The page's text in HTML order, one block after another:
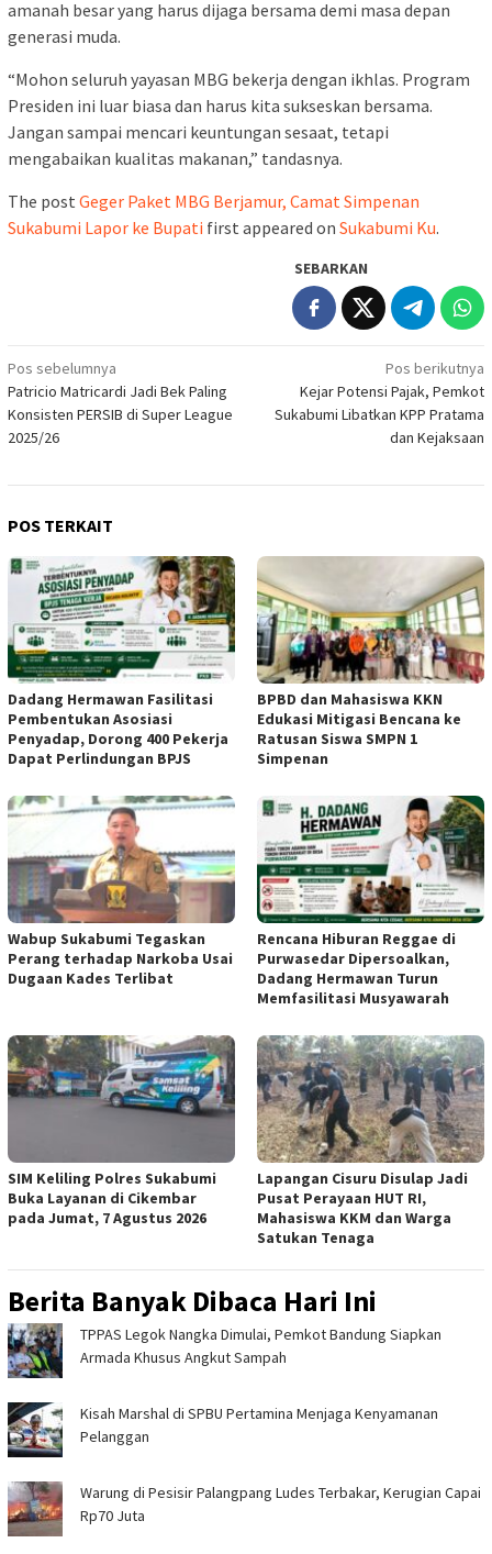
amanah besar yang harus dijaga bersama demi masa depan
generasi muda.
“Mohon seluruh yayasan MBG bekerja dengan ikhlas. Program
Presiden ini luar biasa dan harus kita sukseskan bersama.
Jangan sampai mencari keuntungan sesaat, tetapi
mengabaikan kualitas makanan,” tandasnya.
The post Geger Paket MBG Berjamur, Camat Simpenan
Sukabumi Lapor ke Bupati first appeared on Sukabumi Ku.
SEBARKAN
Navigasi
pos
Pos sebelumnya
Patricio Matricardi Jadi Bek Paling
Konsisten PERSIB di Super League
2025/26
Pos berikutnya
Kejar Potensi Pajak, Pemkot
Sukabumi Libatkan KPP Pratama
dan Kejaksaan
POS TERKAIT
Dadang Hermawan Fasilitasi
Pembentukan Asosiasi
Penyadap, Dorong 400 Pekerja
Dapat Perlindungan BPJS
BPBD dan Mahasiswa KKN
Edukasi Mitigasi Bencana ke
Ratusan Siswa SMPN 1
Simpenan
Wabup Sukabumi Tegaskan
Perang terhadap Narkoba Usai
Dugaan Kades Terlibat
Rencana Hiburan Reggae di
Purwasedar Dipersoalkan,
Dadang Hermawan Turun
Memfasilitasi Musyawarah
SIM Keliling Polres Sukabumi
Buka Layanan di Cikembar
pada Jumat, 7 Agustus 2026
Lapangan Cisuru Disulap Jadi
Pusat Perayaan HUT RI,
Mahasiswa KKM dan Warga
Satukan Tenaga
Berita Banyak Dibaca Hari Ini
TPPAS Legok Nangka Dimulai, Pemkot Bandung Siapkan
Armada Khusus Angkut Sampah
Kisah Marshal di SPBU Pertamina Menjaga Kenyamanan
Pelanggan
Warung di Pesisir Palangpang Ludes Terbakar, Kerugian Capai
Rp70 Juta